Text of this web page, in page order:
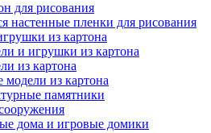
для рисования
настенные пленки для рисования
из картона
и игрушки из картона
из картона
из картона
памятники
дома и игровые домики